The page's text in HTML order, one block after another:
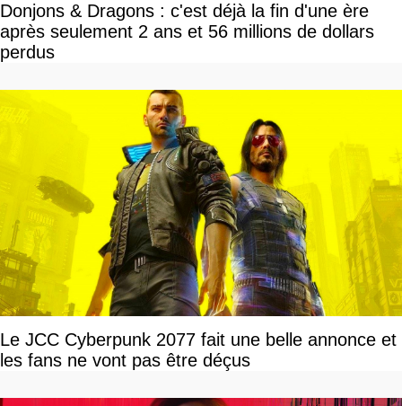
Donjons & Dragons : c'est déjà la fin d'une ère
après seulement 2 ans et 56 millions de dollars
perdus
Le JCC Cyberpunk 2077 fait une belle annonce et
les fans ne vont pas être déçus